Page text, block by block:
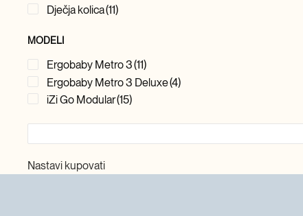
Dječja kolica(11)
MODELI
Ergobaby Metro 3(11)
Ergobaby Metro 3 Deluxe(4)
iZi Go Modular(15)
Nastavi kupovati